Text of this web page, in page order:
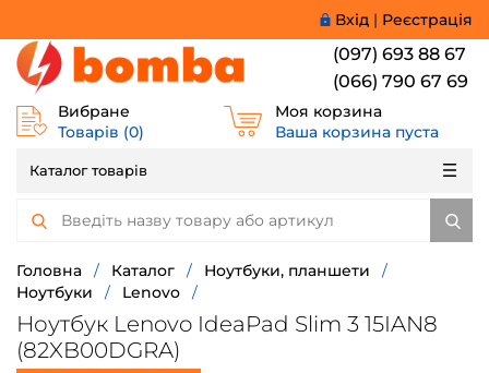
Вхід | Реєстрація
(097) 693 88 67
(066) 790 67 69
Вибране
Товарів (0)
Моя корзина
Ваша корзина пуста
Каталог товарів
Головна / Каталог / Ноутбуки, планшети
/
Ноутбуки
/ Lenovo /
Ноутбук Lenovo IdeaPad Slim 3 15IAN8
(82XB00DGRA)